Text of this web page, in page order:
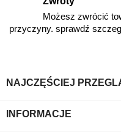
Możesz zwrócić
przyczyny. sprawdź
NAJCZĘŚCIEJ
INFORMACJE